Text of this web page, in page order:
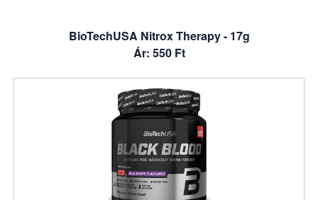
BioTechUSA Nitrox Therapy - 17g
Ár: 550 Ft